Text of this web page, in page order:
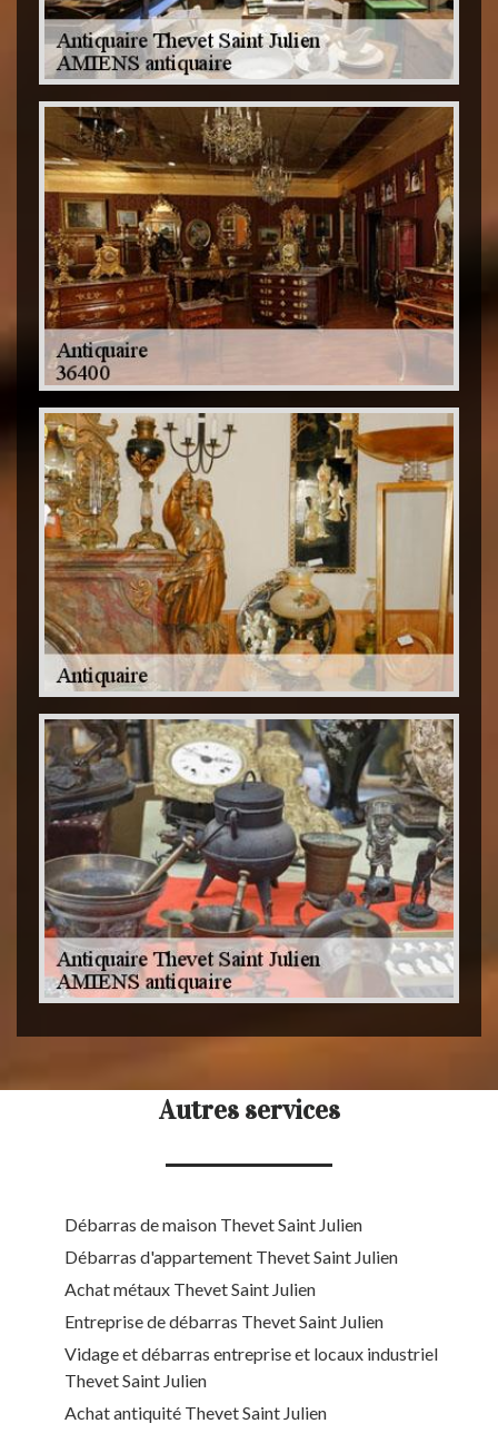
Autres services
Débarras de maison Thevet Saint Julien
Débarras d'appartement Thevet Saint Julien
Achat métaux Thevet Saint Julien
Entreprise de débarras Thevet Saint Julien
Vidage et débarras entreprise et locaux industriel
Thevet Saint Julien
Achat antiquité Thevet Saint Julien